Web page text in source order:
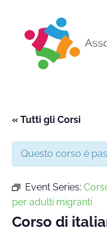
« Tutti gli Corsi
Questo corso è
Event Series:
per adulti migranti
Corso di